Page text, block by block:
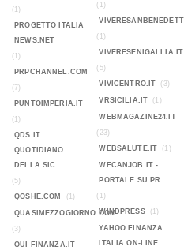
(1)
PROGETTO ITALIA
NEWS.NET
(1)
PRPCHANNEL.COM
(7)
PUNTOIMPERIA.IT
(1)
QDS.IT
QUOTIDIANO
DELLA SIC...
(5)
QOSHE.COM
(1)
QUASIMEZZOGIORNO.COM
(3)
QUI FINANZA.IT
(1)
(1)
VIVERESENIGALLIA.IT
(5)
VIVICENTRO.IT
(3)
VRSICILIA.IT (1)
WEBMAGAZINE24.IT
(23)
WEBSALUTE.IT
(1)
WECANJOB.IT -
PORTALE SU PR...
(1)
WINDPRESS
(1)
YAHOO FINANZA
ITALIA ON-LINE